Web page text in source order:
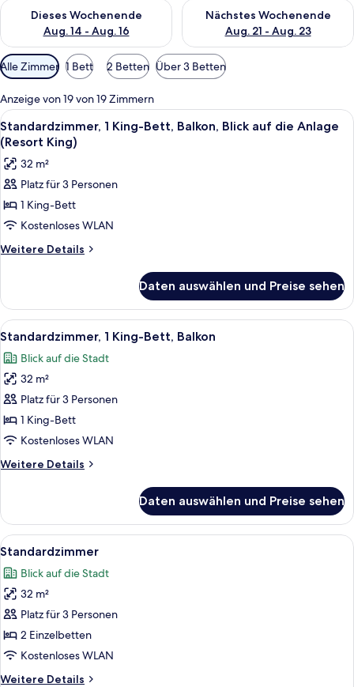
Dieses Wochenende
Aug. 14 - Aug. 16
Überprüfe die Verfügbarkeit für dieses Wochenende, Aug. 14
Nächstes Wochenende
Aug. 21 - Aug. 23
Überprüfe die Verfügbarkeit
Verfügbare
Filter
für
Zimmer
Alle Zimmer 1 Bett 2 Betten Über 3 Betten
Anzeige von 19 von 19 Zimmern
Alle
Fotos
für
Standardzimmer,
1 King-
Bett,
Balkon,
Blick
Anlage
(Resort
King)
anzeigen
Ein ordentlich bezogenes Bett mit
4
Standardzimmer, 1 King-Bett, Balkon, Blick auf die Anlage
(Resort King)
32 m²
Platz für 3 Personen
1 King-Bett
Kostenloses WLAN
Weitere Details
Weitere
1 King-
Bett,
Balkon,
auf
die
(Resort
King)
Daten auswählen und Preise sehen
Alle
Fotos
für
Standardzimmer,
1 King-
Bett,
Balkon
Ein ordentlich bezogenes Bett mit
5
Standardzimmer, 1 King-Bett, Balkon
Blick auf die Stadt
32 m²
Platz für 3 Personen
1 King-Bett
Kostenloses WLAN
Weitere Details
Weitere
1 King-
Bett,
Balkon
Daten auswählen und Preise sehen
Alle
Fotos
für
Standardzimmer
anzeigen
Ein ordentlich bezogenes Bett mit
7
Standardzimmer
Blick auf die Stadt
32 m²
Platz für 3 Personen
2 Einzelbetten
Kostenloses WLAN
Weitere Details
Weitere